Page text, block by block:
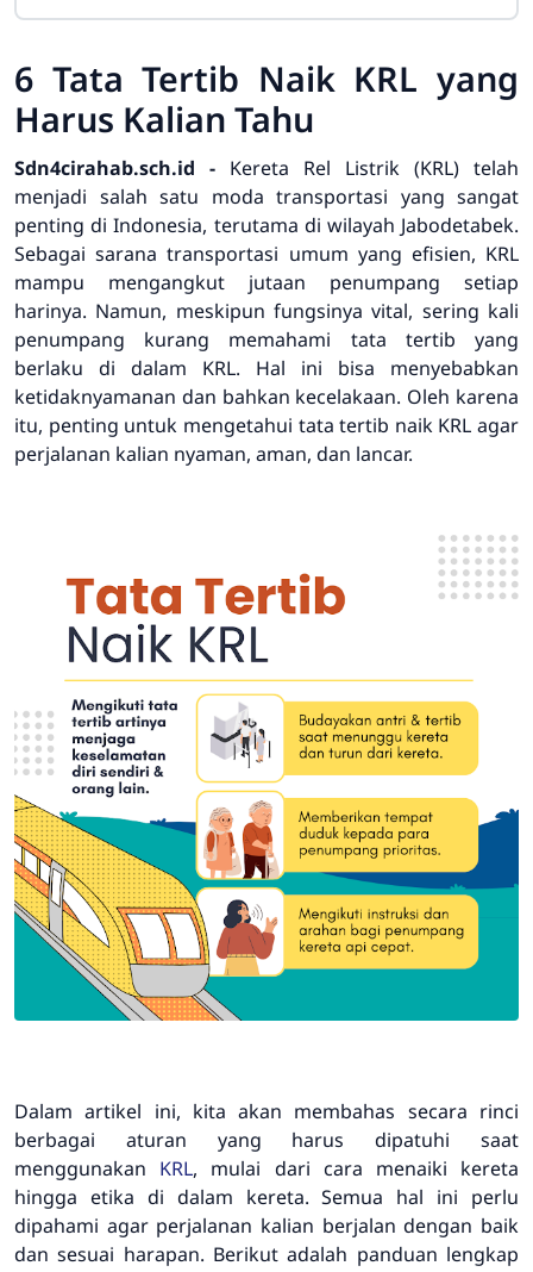
6 Tata Tertib Naik KRL yang
Harus Kalian Tahu
Sdn4cirahab.sch.id - Kereta Rel Listrik (KRL) telah
menjadi salah satu moda transportasi yang sangat
penting di Indonesia, terutama di wilayah Jabodetabek.
Sebagai sarana transportasi umum yang efisien, KRL
mampu mengangkut jutaan penumpang setiap
harinya. Namun, meskipun fungsinya vital, sering kali
penumpang kurang memahami tata tertib yang
berlaku di dalam KRL. Hal ini bisa menyebabkan
ketidaknyamanan dan bahkan kecelakaan. Oleh karena
itu, penting untuk mengetahui tata tertib naik KRL agar
perjalanan kalian nyaman, aman, dan lancar.
Dalam artikel ini, kita akan membahas secara rinci
berbagai aturan yang harus dipatuhi saat
menggunakan KRL, mulai dari cara menaiki kereta
hingga etika di dalam kereta. Semua hal ini perlu
dipahami agar perjalanan kalian berjalan dengan baik
dan sesuai harapan. Berikut adalah panduan lengkap